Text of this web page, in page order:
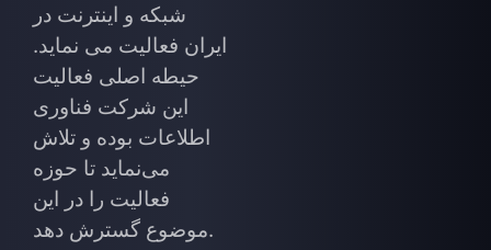
شبکه و اینترنت در
ایران فعالیت می نماید.
حیطه اصلی فعالیت
این شرکت فناوری
اطلاعات بوده و تلاش
می‌نماید تا حوزه
فعالیت را در این
موضوع گسترش دهد.